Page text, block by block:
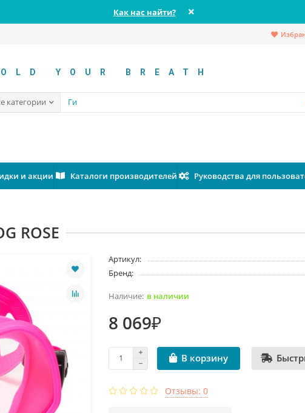
Как нас найти?
YOUR BREATH
категории
и акции Каталоги производителей Руководства для
ROSE
Артикул:
Бренд:
в наличии
8 069₽
В корзину
Отзывы: 0